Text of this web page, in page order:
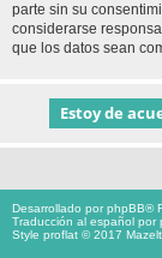
parte sin su
considerarse
que los datos sean
Desarrollado porphpBB®
Traducción al español por
Style proflat © 2017